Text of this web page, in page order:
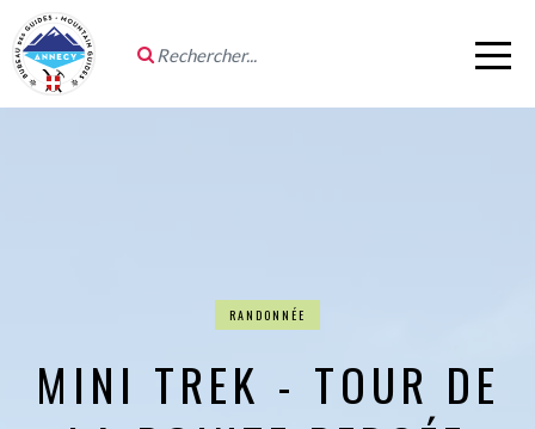
RANDONNÉE
MINI TREK - TOUR DE